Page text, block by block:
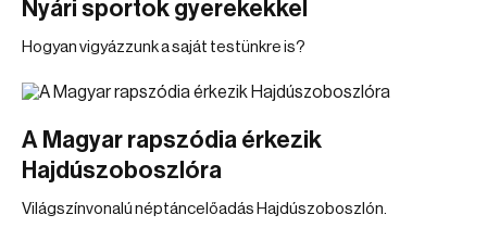
Nyári sportok gyerekekkel
Hogyan vigyázzunk a saját testünkre is?
A Magyar rapszódia érkezik
Hajdúszoboszlóra
Világszínvonalú néptáncelőadás Hajdúszoboszlón.